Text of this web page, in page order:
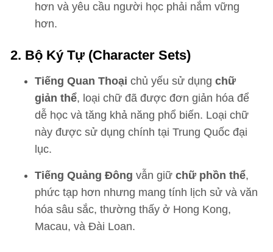
hơn và yêu cầu người học phải nắm vững
hơn.
2. Bộ Ký Tự (Character Sets)
Tiếng Quan Thoại chủ yếu sử dụng chữ
giản thể, loại chữ đã được đơn giản hóa để
dễ học và tăng khả năng phổ biến. Loại chữ
này được sử dụng chính tại Trung Quốc đại
lục.
Tiếng Quảng Đông vẫn giữ chữ phồn thể,
phức tạp hơn nhưng mang tính lịch sử và văn
hóa sâu sắc, thường thấy ở Hong Kong,
Macau, và Đài Loan.